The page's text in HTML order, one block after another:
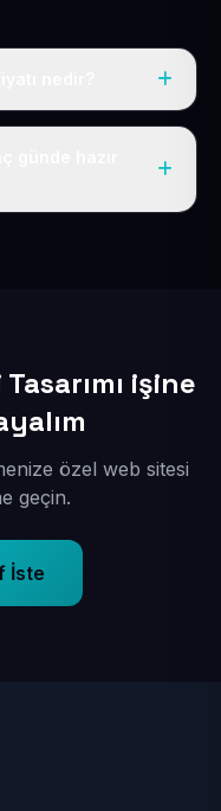
KDV. Bu bedele alan
işine
özel web sitesi
geçin.
İste